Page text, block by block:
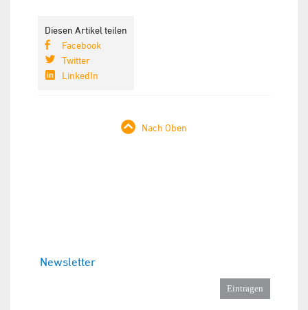
Diesen Artikel teilen
Facebook
Twitter
LinkedIn
Nach Oben
Newsletter